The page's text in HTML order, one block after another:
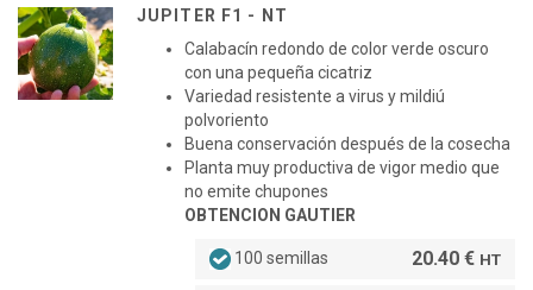
JUPITER F1 - NT
Calabacín redondo de color verde oscuro
con una pequeña cicatriz
Variedad resistente a virus y mildiú
polvoriento
Buena conservación después de la cosecha
Planta muy productiva de vigor medio que
no emite chupones
OBTENCION GAUTIER
100 semillas 20.40 € HT